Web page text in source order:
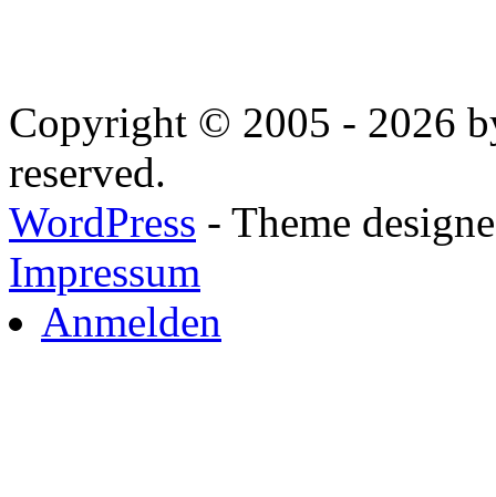
Copyright © 2005 - 2026
reserved.
WordPress - Theme
Impressum
Anmelden